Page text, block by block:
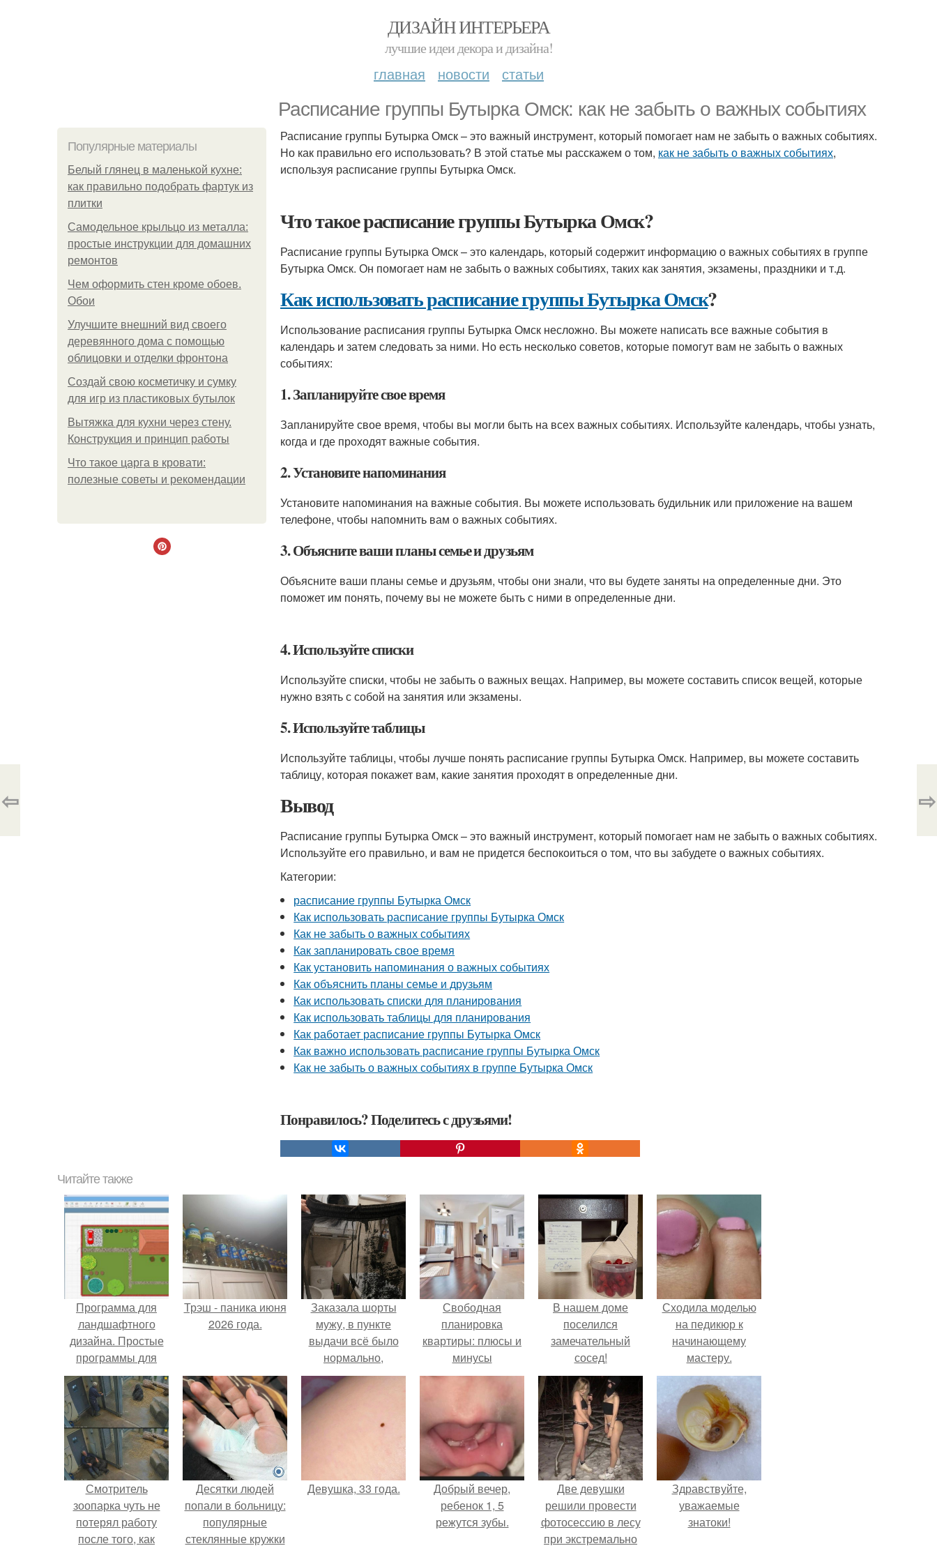
ДИЗАЙН ИНТЕРЬЕРА
лучшие идеи декора и дизайна!
главная новости статьи
Расписание группы Бутырка Омск: как не забыть о важных событиях
Популярные материалы
Белый глянец в маленькой кухне:
как правильно подобрать фартук из
плитки
Самодельное крыльцо из металла:
простые инструкции для домашних
ремонтов
Чем оформить стен кроме обоев.
Обои
Улучшите внешний вид своего
деревянного дома с помощью
облицовки и отделки фронтона
Создай свою косметичку и сумку
для игр из пластиковых бутылок
Вытяжка для кухни через стену.
Конструкция и принцип работы
Что такое царга в кровати:
полезные советы и рекомендации
Расписание группы Бутырка Омск – это важный инструмент, который помогает нам не забыть о важных событиях.
Но как правильно его использовать? В этой статье мы расскажем о том, как не забыть о важных событиях,
используя расписание группы Бутырка Омск.
Что такое расписание группы Бутырка Омск?
Расписание группы Бутырка Омск – это календарь, который содержит информацию о важных событиях в группе
Бутырка Омск. Он помогает нам не забыть о важных событиях, таких как занятия, экзамены, праздники и т.д.
Как использовать расписание группы Бутырка Омск?
Использование расписания группы Бутырка Омск несложно. Вы можете написать все важные события в
календарь и затем следовать за ними. Но есть несколько советов, которые помогут вам не забыть о важных
событиях:
1. Запланируйте свое время
Запланируйте свое время, чтобы вы могли быть на всех важных событиях. Используйте календарь, чтобы узнать,
когда и где проходят важные события.
2. Установите напоминания
Установите напоминания на важные события. Вы можете использовать будильник или приложение на вашем
телефоне, чтобы напомнить вам о важных событиях.
3. Объясните ваши планы семье и друзьям
Объясните ваши планы семье и друзьям, чтобы они знали, что вы будете заняты на определенные дни. Это
поможет им понять, почему вы не можете быть с ними в определенные дни.
4. Используйте списки
Используйте списки, чтобы не забыть о важных вещах. Например, вы можете составить список вещей, которые
нужно взять с собой на занятия или экзамены.
5. Используйте таблицы
Используйте таблицы, чтобы лучше понять расписание группы Бутырка Омск. Например, вы можете составить
таблицу, которая покажет вам, какие занятия проходят в определенные дни.
Вывод
Расписание группы Бутырка Омск – это важный инструмент, который помогает нам не забыть о важных событиях.
Используйте его правильно, и вам не придется беспокоиться о том, что вы забудете о важных событиях.
Категории:
расписание группы Бутырка Омск
Как использовать расписание группы Бутырка Омск
Как не забыть о важных событиях
Как запланировать свое время
Как установить напоминания о важных событиях
Как объяснить планы семье и друзьям
Как использовать списки для планирования
Как использовать таблицы для планирования
Как работает расписание группы Бутырка Омск
Как важно использовать расписание группы Бутырка Омск
Как не забыть о важных событиях в группе Бутырка Омск
Понравилось? Поделитесь с друзьями!
⇦ ⇨
Читайте также
Программа для
ландшафтного
дизайна. Простые
программы для
планировки и
проектирования
участка
Трэш - паника июня
2026 года.
Заказала шорты
мужу, в пункте
выдачи всё было
нормально,
примерил все
хорошо, ничего не
предвещало беды.
Свободная
планировка
квартиры: плюсы и
минусы
В нашем доме
поселился
замечательный
сосед!
Сходила моделью
на педикюр к
начинающему
мастеру.
Смотритель
зоопарка чуть не
потерял работу
после того, как
Десятки людей
попали в больницу:
популярные
стеклянные кружки
Девушка, 33 года.
Добрый вечер,
ребенок 1, 5
режутся зубы.
Две девушки
решили провести
фотосессию в лесу
при экстремально
Здравствуйте,
уважаемые
знатоки!